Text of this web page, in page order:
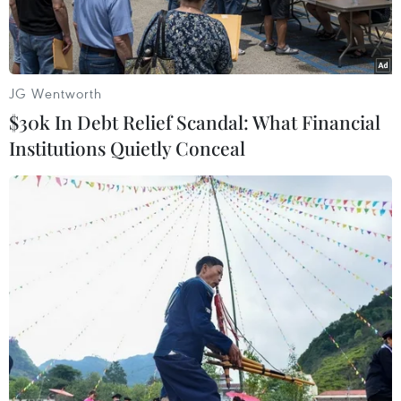
Từ xa ngắm nhìn những ngôi nhà có kiến trúc kiểu Pháp, du
khách có thể bắt gặp một câu đối, câu liễn đối quen thuộc hoặc
họa tiết chạm trổ hoa sen. (Ảnh: Mai Mai/Vietnam+)
Làng Cựu, xã Vân Từ, huyện Phú Xuyên nằm
cách trung tâm Hà Nội khoảng 40km đã có tuổi
đời trên 500 năm.
JG Wentworth
$30k In Debt Relief Scandal: What Financial
Institutions Quietly Conceal